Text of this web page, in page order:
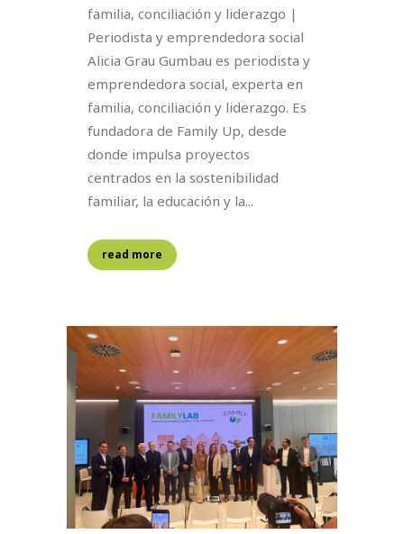
familia, conciliación y liderazgo |
Periodista y emprendedora social
Alicia Grau Gumbau es periodista y
emprendedora social, experta en
familia, conciliación y liderazgo. Es
fundadora de Family Up, desde
donde impulsa proyectos
centrados en la sostenibilidad
familiar, la educación y la...
read more